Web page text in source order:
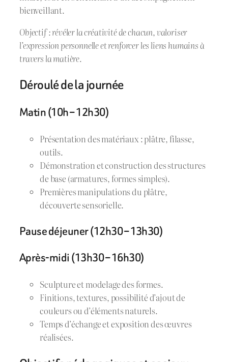
bienveillant.
Objectif : révéler la créativité de chacun, valoriser
l’expression personnelle et renforcer les liens humains à
travers la matière.
Déroulé de la journée
Matin (10h – 12h30)
Présentation des matériaux : plâtre, filasse,
outils.
Démonstration et construction des structures
de base (armatures, formes simples).
Premières manipulations du plâtre,
découverte sensorielle.
Pause déjeuner (12h30 – 13h30)
Après-midi (13h30 – 16h30)
Sculpture et modelage des formes.
Finitions, textures, possibilité d’ajout de
couleurs ou d’éléments naturels.
Temps d’échange et exposition des œuvres
réalisées.